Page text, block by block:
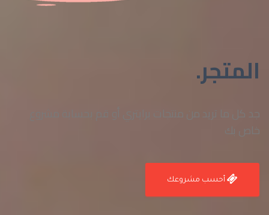
المتجر.
جد كل ما تريد من منتجات برايتري أو قم بحسابة مشروع
خاص بك
أحسب مشروعك